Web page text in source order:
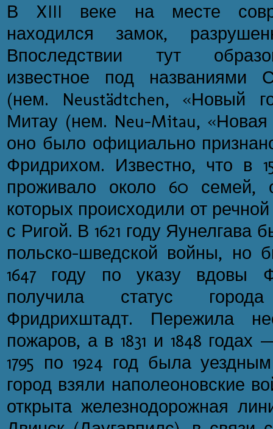
В XIII веке на месте
находился замок,
Впоследствии тут
известное под названиями
(нем. Neustädtchen, «Новый
Митау (нем. Neu-Mitau, «Новая
оно было официально
Фридрихом. Известно, что в
проживало около 60 семей,
которых происходили от
с Ригой. В 1621 году Яунелгава
польско-шведской войны, но
1647 году по указу вдовы
получила статус
Фридрихштадт. Пережила
пожаров, а в 1831 и 1848
1795 по 1924 год была
город взяли наполеоновские
открыта железнодорожная